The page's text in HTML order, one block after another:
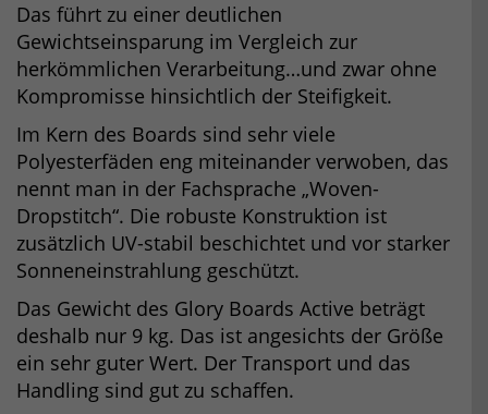
Das führt zu einer deutlichen
Gewichtseinsparung im Vergleich zur
herkömmlichen Verarbeitung…und zwar ohne
Kompromisse hinsichtlich der Steifigkeit.
Im Kern des Boards sind sehr viele
Polyesterfäden eng miteinander verwoben, das
nennt man in der Fachsprache „Woven-
Dropstitch“. Die robuste Konstruktion ist
zusätzlich UV-stabil beschichtet und vor starker
Sonneneinstrahlung geschützt.
Das Gewicht des Glory Boards Active beträgt
deshalb nur 9 kg. Das ist angesichts der Größe
ein sehr guter Wert. Der Transport und das
Handling sind gut zu schaffen.